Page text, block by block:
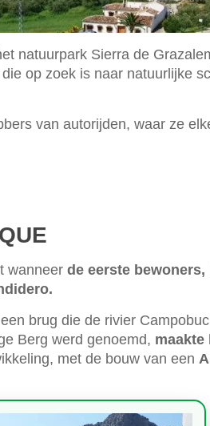
natuurpark Sierra de
op zoek is naar natuurlijke
van autorijden, waar ze
wanneer de eerste
brug die de rivier
Berg werd genoemd, maakte
met de bouw van een